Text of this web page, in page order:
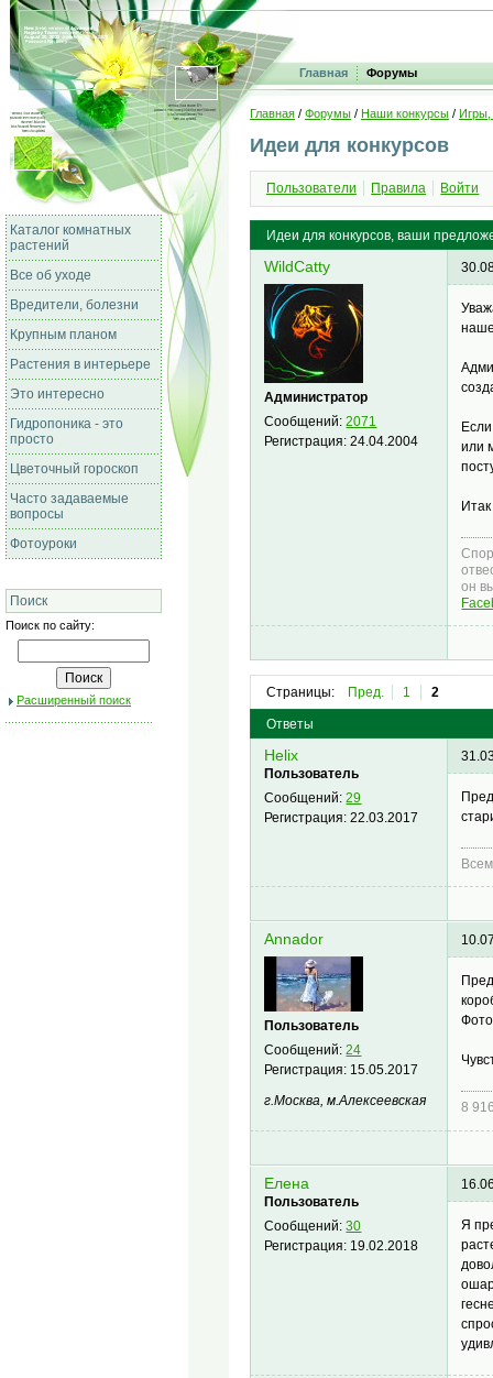
Главная Форумы
Каталог комнатных
растений
Все об уходе
Вредители, болезни
Крупным планом
Растения в интерьере
Это интересно
Гидропоника - это
просто
Цветочный гороскоп
Часто задаваемые
вопросы
Фотоуроки
Поиск
Поиск по сайту:
Расширенный поиск
Главная / Форумы / Наши конкурсы / Игры,
Идеи для конкурсов
Пользователи Правила Войти
Идеи для конкурсов, ваши
WildCatty
Администратор
Сообщений:2071
Регистрация:24.04.2004
или
он
Страницы: Пред. 1 2
Ответы
Helix
Пользователь
Сообщений:29
Регистрация:22.03.2017
Annador
Пользователь
Сообщений:24
Регистрация: 15.05.2017
г.Москва, м.Алексеевская
8
Елена
Пользователь
Сообщений:30
Регистрация: 19.02.2018
Я